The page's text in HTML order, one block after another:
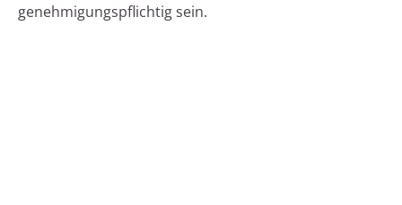
genehmigungspflichtig sein.